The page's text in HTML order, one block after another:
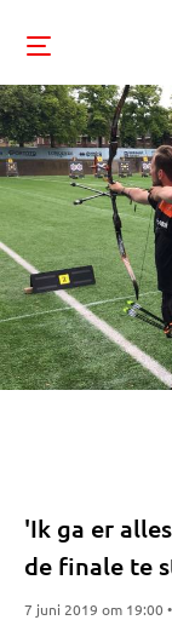
'Ik ga er
de finale te
7 juni 2019 om 19:00